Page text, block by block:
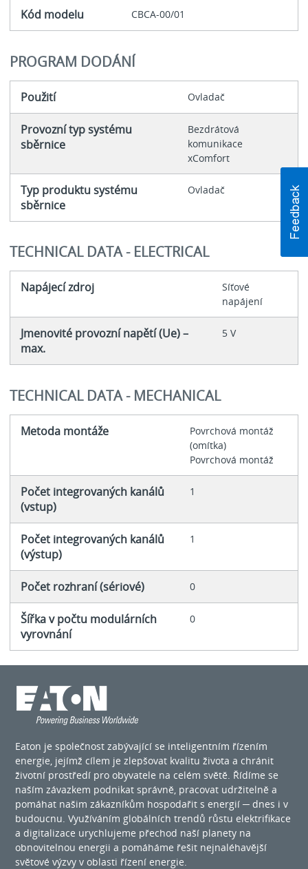
Kód modelu CBCA-00/01
PROGRAM DODÁNÍ
Použití Ovladač
Provozní typ systému
sběrnice
Bezdrátová
komunikace
xComfort
Typ produktu systému
sběrnice
Ovladač
TECHNICAL DATA - ELECTRICAL
Napájecí zdroj
Síťové
napájení
Jmenovité provozní napětí (Ue) –
max.
5 V
TECHNICAL DATA - MECHANICAL
Metoda montáže
Povrchová montáž
(omítka)
Povrchová montáž
Počet integrovaných kanálů
(vstup)
1
Počet integrovaných kanálů
(výstup)
1
Počet rozhraní (sériové) 0
Šířka v počtu modulárních
vyrovnání
0
Eaton je společnost zabývající se inteligentním řízením
energie, jejímž cílem je zlepšovat kvalitu života a chránit
životní prostředí pro obyvatele na celém světě. Řídíme se
naším závazkem podnikat správně, pracovat udržitelně a
pomáhat našim zákazníkům hospodařit s energií ─ dnes i v
budoucnu. Využíváním globálních trendů růstu elektrifikace
a digitalizace urychlujeme přechod naší planety na
obnovitelnou energii a pomáháme řešit nejnaléhavější
světové výzvy v oblasti řízení energie.